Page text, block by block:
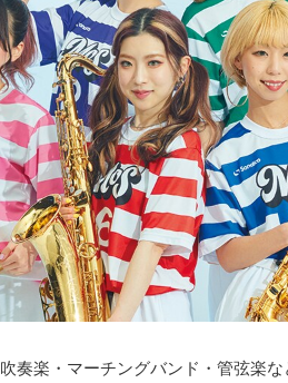
吹奏楽・マーチングバンド・管弦楽